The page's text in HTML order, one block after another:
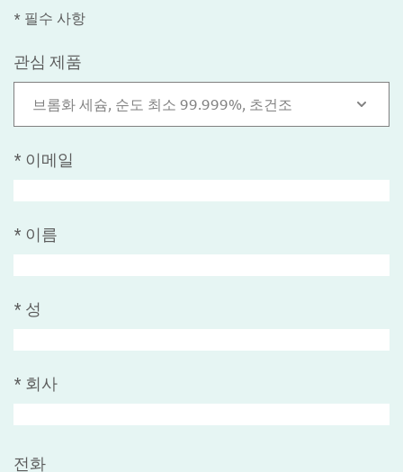
* 필수 사항
관심 제품
브롬화 세슘, 순도 최소 99.999%, 초건조
* 이메일
* 이름
* 성
* 회사
전화